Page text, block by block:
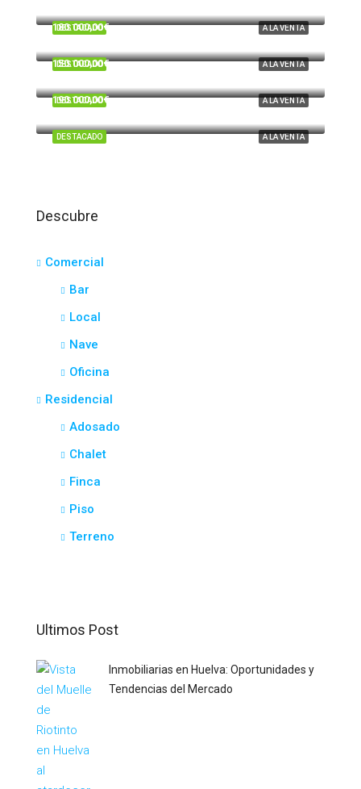
A LA VENTA
DESTACADO
A LA VENTA
DESTACADO
180.000,00€
A LA VENTA
DESTACADO
150.000,00€
A LA VENTA
DESTACADO
190.000,00€
Descubre
Comercial
Bar
Local
Nave
Oficina
Residencial
Adosado
Chalet
Finca
Piso
Terreno
Ultimos Post
Inmobiliarias en Huelva: Oportunidades y
Tendencias del Mercado